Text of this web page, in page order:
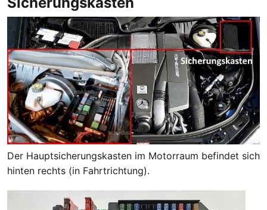
Der Hauptsicherungskasten im Motorraum befindet sich
hinten rechts (in Fahrtrichtung).